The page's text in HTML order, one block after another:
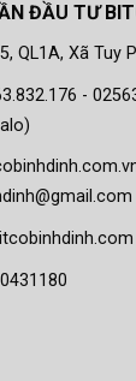
ĐẦU TƯ
QL1A, Xã Tuy
-